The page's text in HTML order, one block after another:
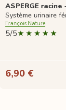
ASPERGE
Système urinaire
François Nature
5/5
6,90 €